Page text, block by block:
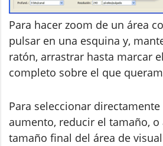
Para hacer zoom de un área
pulsar en una esquina y,
ratón, arrastrar hasta marcar
completo sobre el que
Para seleccionar
aumento, reducir el tamaño, o
tamaño final del área de